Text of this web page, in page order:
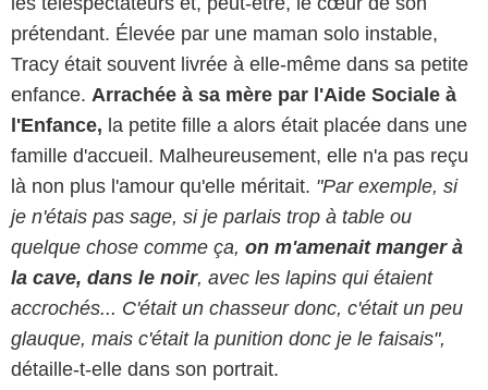
prétendant. Élevée par une maman solo instable,
Tracy était souvent livrée à elle-même dans sa petite
enfance. Arrachée à sa mère par l'Aide Sociale à
l'Enfance, la petite fille a alors était placée dans une
famille d'accueil. Malheureusement, elle n'a pas reçu
là non plus l'amour qu'elle méritait. "Par exemple, si
je n'étais pas sage, si je parlais trop à table ou
quelque chose comme ça, on m'amenait manger à
la cave, dans le noir, avec les lapins qui étaient
accrochés... C'était un chasseur donc, c'était un peu
glauque, mais c'était la punition donc je le faisais",
détaille-t-elle dans son portrait.